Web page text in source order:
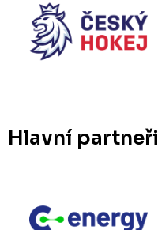
Hlavní partneři